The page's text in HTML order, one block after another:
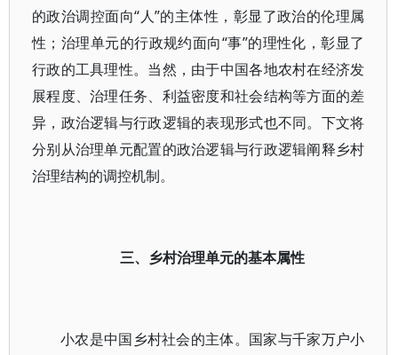
的政治调控面向“人”的主体性，彰显了政治的伦理属
性；治理单元的行政规约面向“事”的理性化，彰显了
行政的工具理性。当然，由于中国各地农村在经济发
展程度、治理任务、利益密度和社会结构等方面的差
异，政治逻辑与行政逻辑的表现形式也不同。下文将
分别从治理单元配置的政治逻辑与行政逻辑阐释乡村
治理结构的调控机制。
三、乡村治理单元的基本属性
小农是中国乡村社会的主体。国家与千家万户小